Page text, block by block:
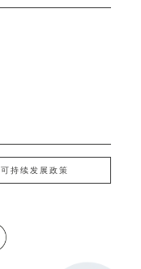
可持续发展政策